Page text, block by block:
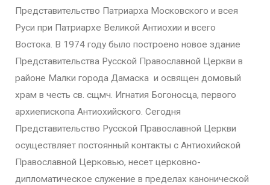
Представительство Патриарха Московского и всея
Руси при Патриархе Великой Антиохии и всего
Востока. В 1974 году было построено новое здание
Представительства Русской Православной Церкви в
районе Малки города Дамаска и освящен домовый
храм в честь св. сщмч. Игнатия Богоносца, первого
архиепископа Антиохийского. Сегодня
Представительство Русской Православной Церкви
осуществляет постоянный контакты с Антиохийской
Православной Церковью, несет церковно-
дипломатическое служение в пределах канонической